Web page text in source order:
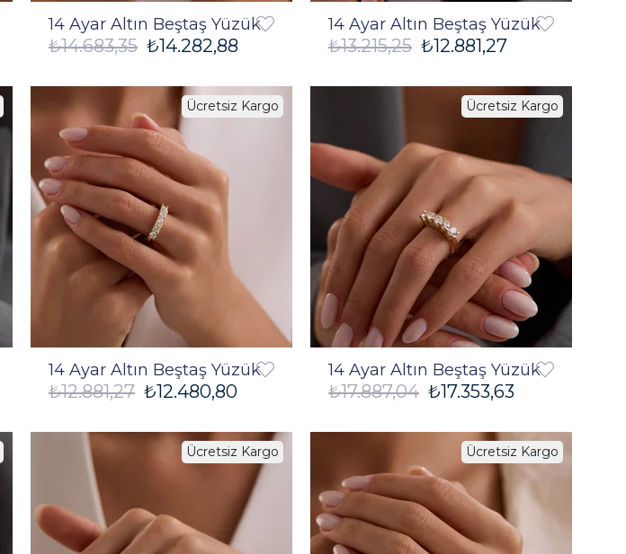
14 Ayar Altın Beştaş Yüzük
₺14.282,88
₺14.683,35
14 Ayar Altın Beştaş Yüzük
₺12.881,27
₺13.215,25
14 Ayar Altın Beştaş Yüzük
₺12.480,80
₺12.881,27
Ücretsiz Kargo
14 Ayar Altın Beştaş Yüzük
₺17.353,63
₺17.887,04
Ücretsiz Kargo
Ücretsiz Kargo
%3
Ücretsiz Kargo